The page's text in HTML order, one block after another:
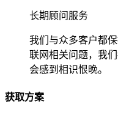
长期顾问服务
我们与众多客户都
联网相关问题，我
会感到相识恨晚。
获取方案